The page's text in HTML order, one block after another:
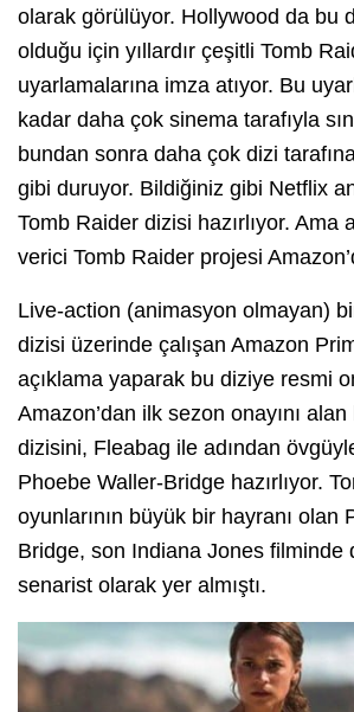
olarak görülüyor. Hollywood da bu
olduğu için yıllardır çeşitli Tomb
uyarlamalarına imza atıyor. Bu
kadar daha çok sinema tarafıyla
bundan sonra daha çok dizi
gibi duruyor. Bildiğiniz gibi Netflix
Tomb Raider dizisi hazırlıyor. Ama
verici Tomb Raider projesi
Live-action (animasyon olmayan)
dizisi üzerinde çalışan Amazon
açıklama yaparak bu diziye resmi
Amazon’dan ilk sezon onayını
dizisini, Fleabag ile adından
Phoebe Waller-Bridge hazırlıyor.
oyunlarının büyük bir hayranı olan
Bridge, son Indiana Jones filminde
senarist olarak yer almıştı.